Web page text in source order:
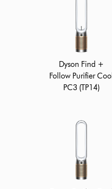
Dyson Find +
Follow Purifier Cool
PC3 (TP14)